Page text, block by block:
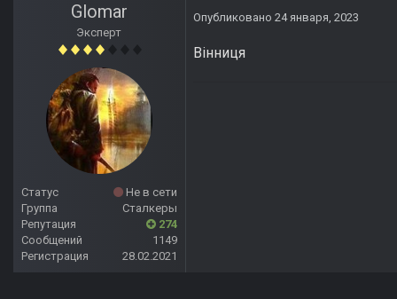
Glomar
Эксперт
Статус
Не в сети
Группа
Сталкеры
Репутация
274
Сообщений
1149
Регистрация
28.02.2021
Опубликовано 24 января, 2023
Вінниця